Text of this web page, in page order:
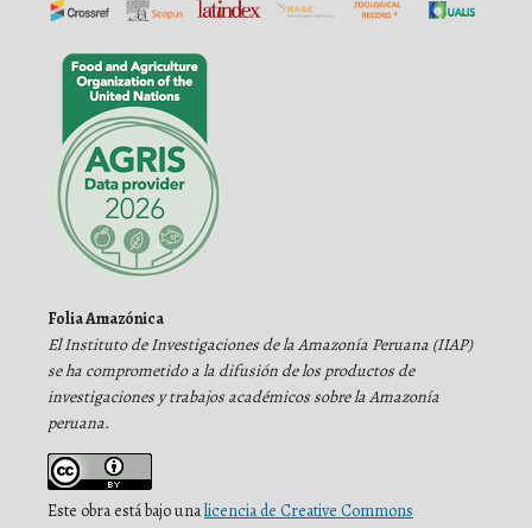
Folia Amazónica
El Instituto de Investigaciones de la Amazonía Peruana (IIAP)
se ha comprometido a la difusión de los productos de
investigaciones y trabajos académicos sobre la Amazonía
peruana.
Este obra está bajo unalicencia de Creative Commons